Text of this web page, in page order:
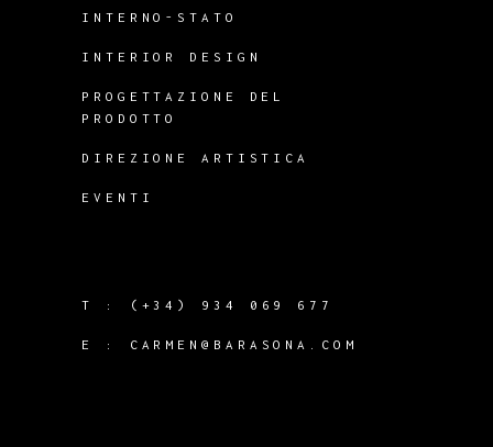
INTERNO-STATO
INTERIOR DESIGN
PROGETTAZIONE DEL
PRODOTTO
DIREZIONE ARTISTICA
EVENTI
T : (+34) 934 069 677
E : CARMEN@BARASONA.COM